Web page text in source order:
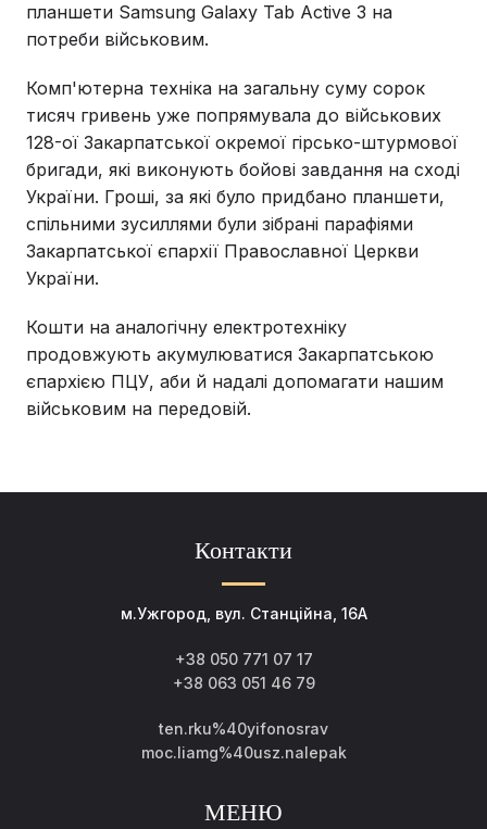
планшети Samsung Galaxy Tab Active 3 на
потреби військовим.
Комп'ютерна техніка на загальну суму сорок
тисяч гривень уже попрямувала до військових
128-ої Закарпатської окремої гірсько-штурмової
бригади, які виконують бойові завдання на сході
України. Гроші, за які було придбано планшети,
спільними зусиллями були зібрані парафіями
Закарпатської єпархії Православної Церкви
України.
Кошти на аналогічну електротехніку
продовжують акумулюватися Закарпатською
єпархією ПЦУ, аби й надалі допомагати нашим
військовим на передовій.
Контакти
м.Ужгород, вул. Станційна, 16А
+38 050 771 07 17
+38 063 051 46 79
ten.rku%40yifonosrav
moc.liamg%40usz.nalepak
МЕНЮ